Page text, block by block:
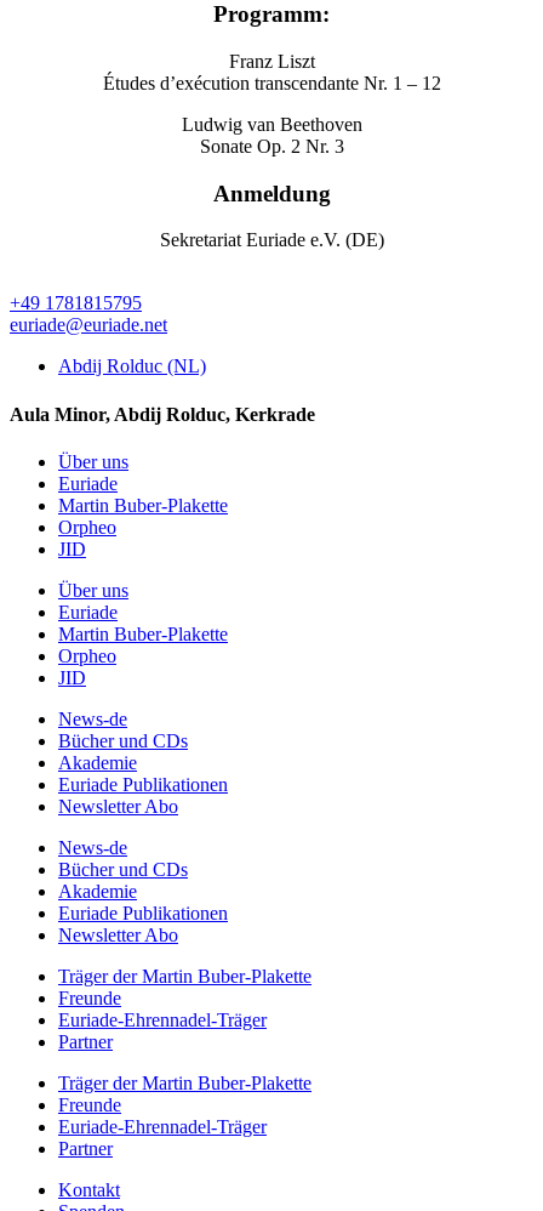
Programm:
Franz Liszt
Études d’exécution transcendante Nr. 1 – 12
Ludwig van Beethoven
Sonate Op. 2 Nr. 3
Anmeldung
Sekretariat Euriade e.V. (DE)
+49 1781815795
euriade@euriade.net
Abdij Rolduc (NL)
Aula Minor, Abdij Rolduc, Kerkrade
Über uns
Euriade
Martin Buber-Plakette
Orpheo
JID
Über uns
Euriade
Martin Buber-Plakette
Orpheo
JID
News-de
Bücher und CDs
Akademie
Euriade Publikationen
Newsletter Abo
News-de
Bücher und CDs
Akademie
Euriade Publikationen
Newsletter Abo
Träger der Martin Buber-Plakette
Freunde
Euriade-Ehrennadel-Träger
Partner
Träger der Martin Buber-Plakette
Freunde
Euriade-Ehrennadel-Träger
Partner
Kontakt